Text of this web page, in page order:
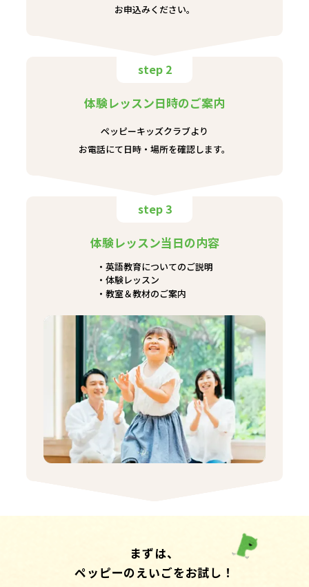
お申込みください。
step 2
体験レッスン日時のご案内
ペッピーキッズクラブより
お電話にて日時・場所を確認します。
step 3
体験レッスン当日の内容
英語教育についてのご説明
体験レッスン
教室＆教材のご案内
まずは、
ペッピーのえいごをお試し！